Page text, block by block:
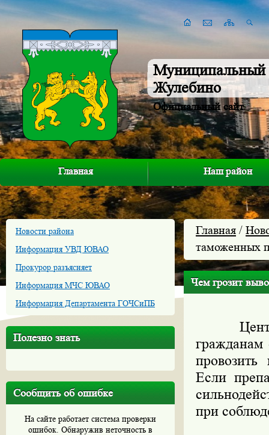
Муниципальный
Жулебино
Официальный сайт
Главная Наш район
Новости района
Информация УВД ЮВАО
Прокурор разъясняет
Информация МЧС ЮВАО
Информация Департамента ГОЧСиПБ
Полезно знать
Сообщить об ошибке
На сайте работает система проверки
ошибок. Обнаружив неточность в
Главная /
таможенных
Чем грозит
гражданам
Если
при